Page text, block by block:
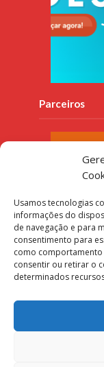
Usamos tecnologias
informações do
de navegação e para
consentimento para
como comportamento
consentir ou retirar o
determinados
Parceiros